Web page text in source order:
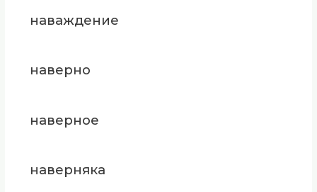
наваждение
наверно
наверное
наверняка